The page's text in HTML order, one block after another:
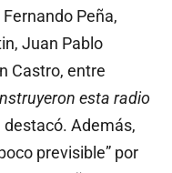
Peña,
Juan Pablo
Castro, entre
esta radio
destacó. Además,
previsible” por